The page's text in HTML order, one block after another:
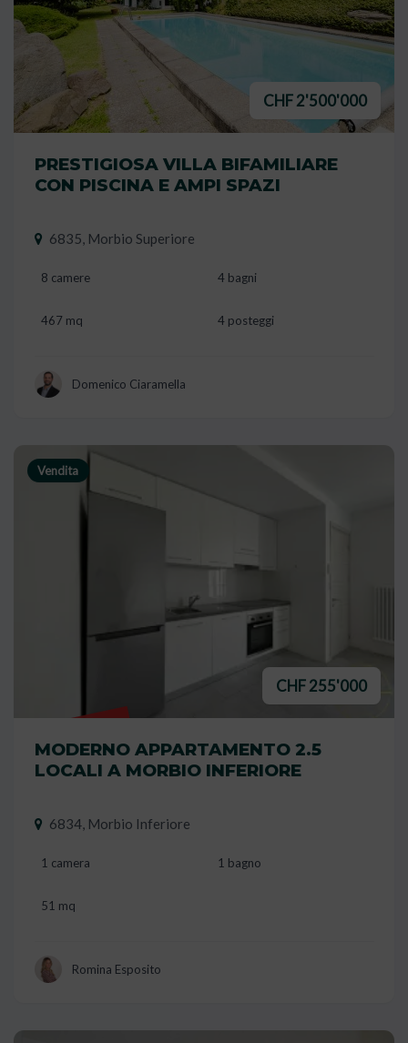
CHF 2'500'000
PRESTIGIOSA VILLA BIFAMILIARE
CON PISCINA E AMPI SPAZI
6835, Morbio Superiore
8 camere 4 bagni
467 mq 4 posteggi
Domenico Ciaramella
Vendita
CHF 255'000
MODERNO APPARTAMENTO 2.5
LOCALI A MORBIO INFERIORE
6834, Morbio Inferiore
1 camera 1 bagno
51 mq
Romina Esposito